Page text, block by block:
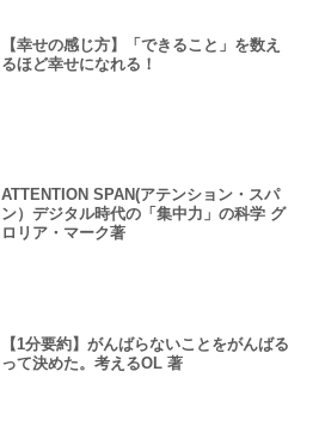
【幸せの感じ方】「できること」を数え
るほど幸せになれる！
ATTENTION SPAN(アテンション・スパ
ン）デジタル時代の「集中力」の科学 グ
ロリア・マーク著
【1分要約】がんばらないことをがんばる
って決めた。考えるOL 著